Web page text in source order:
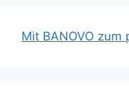
Mit BANOVO